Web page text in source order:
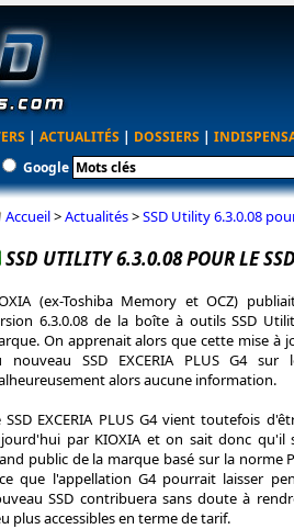
| ACTUALITÉS | DOSSIERS |
Google
Accueil>Actualités>SSD Utility 6.3.0.08
SSD UTILITY 6.3.0.08 POUR LE
(ex-Toshiba Memory et OCZ)
6.3.0.08 de la boîte à outils SSD
On apprenait alors que cette mise à
nouveau SSD EXCERIA PLUS G4 sur
alors aucune information.
SSD EXCERIA PLUS G4 vient toutefois
par KIOXIA et on sait donc qu'il
public de la marque basé sur la norme
que l'appellation G4 pourrait laisser
SSD contribuera sans doute à
plus accessibles en terme de tarif.